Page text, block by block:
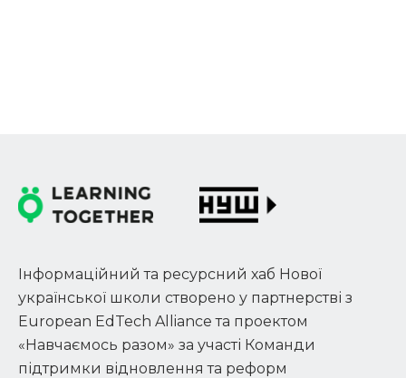
Інформаційний та ресурсний хаб Нової
української школи створено у партнерстві з
European EdTech Alliance та проектом
«Навчаємось разом» за участі Команди
підтримки відновлення та реформ